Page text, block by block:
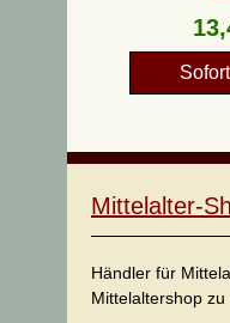
Mittelalter-
Händler für
Mittelaltershop